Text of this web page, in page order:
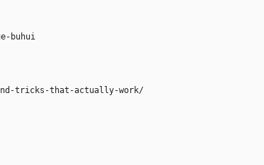
buhui
mind-tricks-that-actually-work/